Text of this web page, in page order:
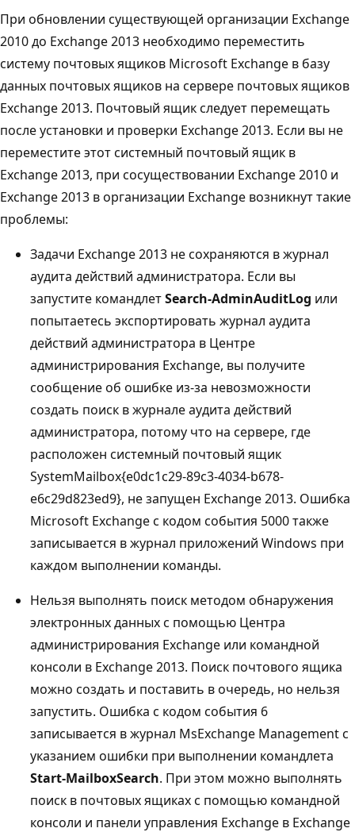
При обновлении существующей организации Exchange
2010 до Exchange 2013 необходимо переместить
систему почтовых ящиков Microsoft Exchange в базу
данных почтовых ящиков на сервере почтовых ящиков
Exchange 2013. Почтовый ящик следует перемещать
после установки и проверки Exchange 2013. Если вы не
переместите этот системный почтовый ящик в
Exchange 2013, при сосуществовании Exchange 2010 и
Exchange 2013 в организации Exchange возникнут такие
проблемы:
Задачи Exchange 2013 не сохраняются в журнал
аудита действий администратора. Если вы
запустите командлетSearch-AdminAuditLog или
попытаетесь экспортировать журнал аудита
действий администратора в Центре
администрирования Exchange, вы получите
сообщение об ошибке из-за невозможности
создать поиск в журнале аудита действий
администратора, потому что на сервере, где
расположен системный почтовый ящик
SystemMailbox{e0dc1c29-89c3-4034-b678-
e6c29d823ed9}, не запущен Exchange 2013. Ошибка
Microsoft Exchange с кодом события 5000 также
записывается в журнал приложений Windows при
каждом выполнении команды.
Нельзя выполнять поиск методом обнаружения
электронных данных с помощью Центра
администрирования Exchange или командной
консоли в Exchange 2013. Поиск почтового ящика
можно создать и поставить в очередь, но нельзя
запустить. Ошибка с кодом события 6
записывается в журнал MsExchange Management с
указанием ошибки при выполнении командлета
Start-MailboxSearch. При этом можно выполнять
поиск в почтовых ящиках с помощью командной
консоли и панели управления Exchange в Exchange